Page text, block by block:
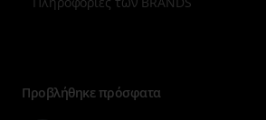
7
Προβλήθηκε πρόσφατα